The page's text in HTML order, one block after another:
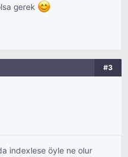
gerek
#3
indexlese öyle ne olur